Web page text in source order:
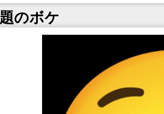
のボケ